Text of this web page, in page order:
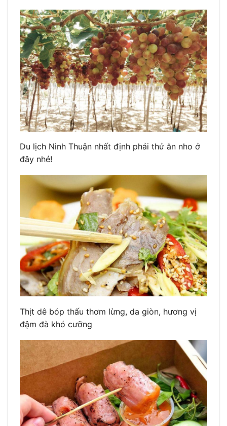
Du lịch Ninh Thuận nhất định phải thử ăn nho ở
đây nhé!
Thịt dê bóp thấu thơm lừng, da giòn, hương vị
đậm đà khó cưỡng